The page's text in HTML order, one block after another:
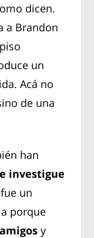
dicen.
a Brandon
un
Acá no
de una
han
investigue
un
porque
y